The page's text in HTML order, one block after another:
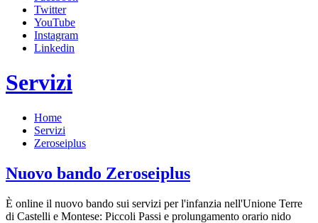
Twitter
YouTube
Instagram
Linkedin
Servizi
Home
Servizi
Zeroseiplus
Nuovo bando Zeroseiplus
È online il nuovo bando sui servizi per l'infanzia nell'Unione Terre
di Castelli e Montese: Piccoli Passi e prolungamento orario nido